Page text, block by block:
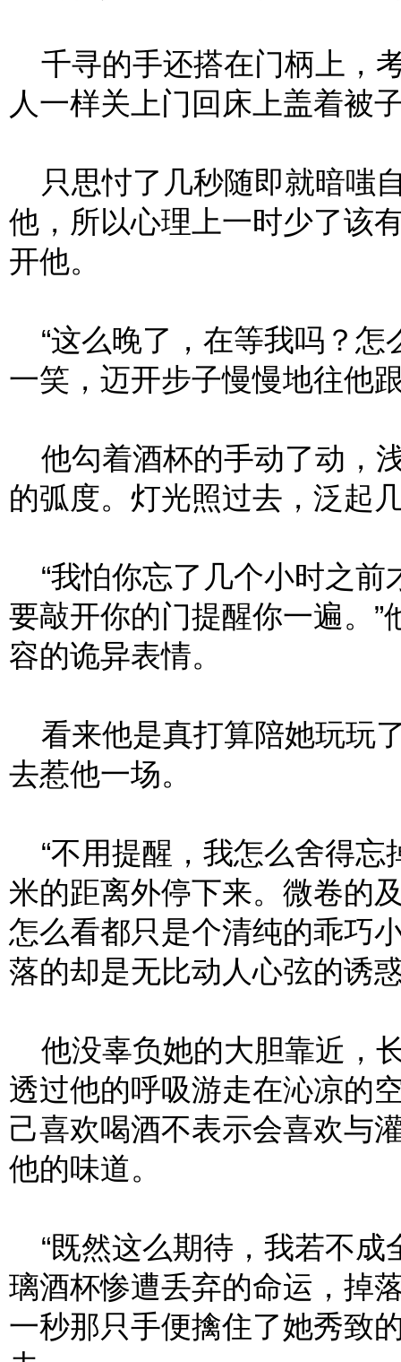
千寻的手还搭在门柄上，
人一样关上门回床上盖着被
只思忖了几秒随即就暗嗤
他，所以心理上一时少了该
开他。
“这么晚了，在等我吗？怎
一笑，迈开步子慢慢地往他
他勾着酒杯的手动了动，
的弧度。灯光照过去，泛起
“我怕你忘了几个小时之前
要敲开你的门提醒你一遍。
容的诡异表情。
看来他是真打算陪她玩玩
去惹他一场。
“不用提醒，我怎么舍得忘
米的距离外停下来。微卷的
怎么看都只是个清纯的乖巧
落的却是无比动人心弦的诱
他没辜负她的大胆靠近，
透过他的呼吸游走在沁凉的
己喜欢喝酒不表示会喜欢与
他的味道。
“既然这么期待，我若不成
璃酒杯惨遭丢弃的命运，掉
一秒那只手便擒住了她秀致